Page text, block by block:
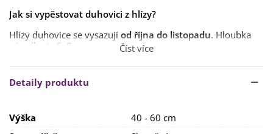
Jak si vypěstovat duhovici z hlízy?
Hlízy duhovice se vysazují od října do listopadu. Hloubka
výsadby je 6–8 cm
Stanoviště by mělo býtslunečné s propustnou a výživnou
půdou . Doporučujeme rostliny
zalévat. Ovšem se zálivkou opatrně, rostliny jsou spíše
Rostlina je
, u nás ji však na zimu
chvojím nebo listím
Číst více
Detaily produktu
Výška
40 - 60 cm